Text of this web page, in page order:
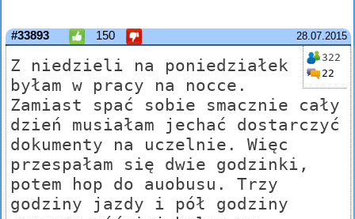
28.07.2015
#33893 150
322
22
Z niedzieli na poniedziałek
byłam w pracy na nocce.
Zamiast spać sobie smacznie cały
dzień musiałam jechać dostarczyć
dokumenty na uczelnie. Więc
przespałam się dwie godzinki,
potem hop do auobusu. Trzy
godziny jazdy i pół godziny